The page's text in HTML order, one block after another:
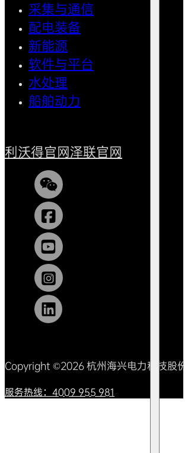
采集与通信
配电装备
新能源
软件与平台
水处理
船舶动力
利沃得官网泽联官网
Copyright ©2026 杭州海兴电力科技股
服务热线：4009 955 981